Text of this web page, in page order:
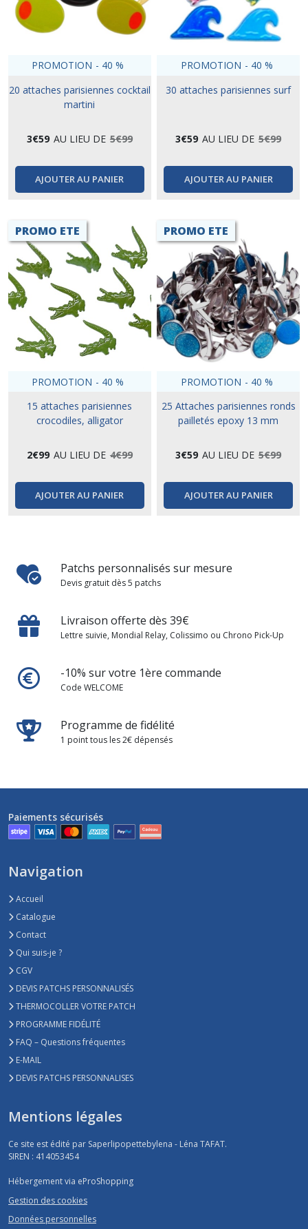
PROMOTION - 40 %
20 attaches parisiennes cocktail
martini
3€59 AU LIEU DE 5€99
AJOUTER AU PANIER
PROMOTION - 40 %
30 attaches parisiennes surf
3€59 AU LIEU DE 5€99
AJOUTER AU PANIER
PROMO ETE
PROMOTION - 40 %
15 attaches parisiennes
crocodiles, alligator
2€99 AU LIEU DE 4€99
AJOUTER AU PANIER
PROMO ETE
PROMOTION - 40 %
25 Attaches parisiennes ronds
pailletés epoxy 13 mm
3€59 AU LIEU DE 5€99
AJOUTER AU PANIER
Patchs personnalisés sur mesure
Devis gratuit dès 5 patchs
Livraison offerte dès 39€
Lettre suivie, Mondial Relay, Colissimo ou Chrono Pick-Up
-10% sur votre 1ère commande
Code WELCOME
Programme de fidélité
1 point tous les 2€ dépensés
Paiements sécurisés
Navigation
Accueil
Catalogue
Contact
Qui suis-je ?
CGV
DEVIS PATCHS PERSONNALISÉS
THERMOCOLLER VOTRE PATCH
PROGRAMME FIDÉLITÉ
FAQ – Questions fréquentes
E-MAIL
DEVIS PATCHS PERSONNALISES
Mentions légales
Ce site est édité par Saperlipopettebylena - Léna TAFAT.
SIREN : 414053454
Hébergement via eProShopping
Gestion des cookies
Données personnelles